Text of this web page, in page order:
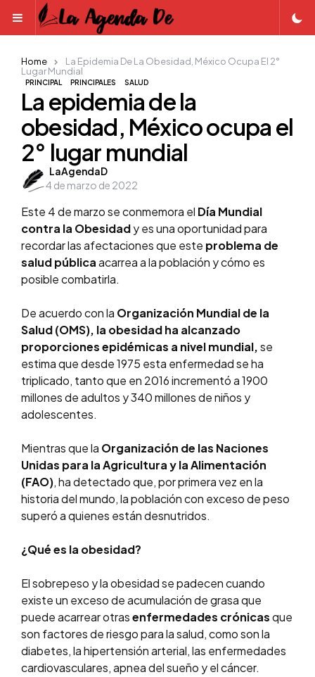
Menu
PRINCIPAL PRINCIPALES SALUD
La epidemia de la
obesidad, México ocupa el
2° lugar mundial
Posted
by
LaAgendaD
4 de marzo de 2022
Home
La Epidemia De La Obesidad, México Ocupa El 2°
Lugar Mundial
Este 4 de marzo se conmemora el Día Mundial
contra la Obesidady es una oportunidad para
recordar las afectaciones que este problema de
salud públicaacarrea a la población y cómo es
posible combatirla.
De acuerdo con la Organización Mundial de la
Salud (OMS), la obesidad ha alcanzado
proporciones epidémicas a nivel mundial,se
estima que desde 1975 esta enfermedad se ha
triplicado, tanto que en 2016 incrementó a 1900
millones de adultos y 340 millones de niños y
adolescentes.
Mientras que la Organización de las Naciones
Unidas para la Agricultura y la Alimentación
(FAO), ha detectado que, por primera vez en la
historia del mundo, la población con exceso de peso
superó a quienes están desnutridos.
¿Qué es la obesidad?
El sobrepeso y la obesidad se padecen cuando
existe un exceso de acumulación de grasa que
puede acarrear otrasenfermedades crónicasque
son factores de riesgo para la salud, como son la
diabetes, la hipertensión arterial, las enfermedades
cardiovasculares, apnea del sueño y el cáncer.